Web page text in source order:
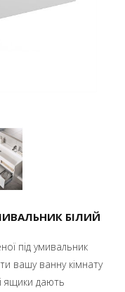
БІЛИЙ
під умивальник
вашу ванну кімнату
ящики дають